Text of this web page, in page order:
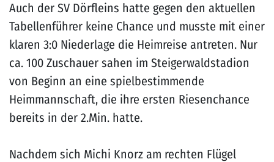
Auch der SV Dörfleins hatte gegen den aktuellen
Tabellenführer keine Chance und musste mit einer
klaren 3:0 Niederlage die Heimreise antreten. Nur
ca. 100 Zuschauer sahen im Steigerwaldstadion
von Beginn an eine spielbestimmende
Heimmannschaft, die ihre ersten Riesenchance
bereits in der 2.Min. hatte.
Nachdem sich Michi Knorz am rechten Flügel